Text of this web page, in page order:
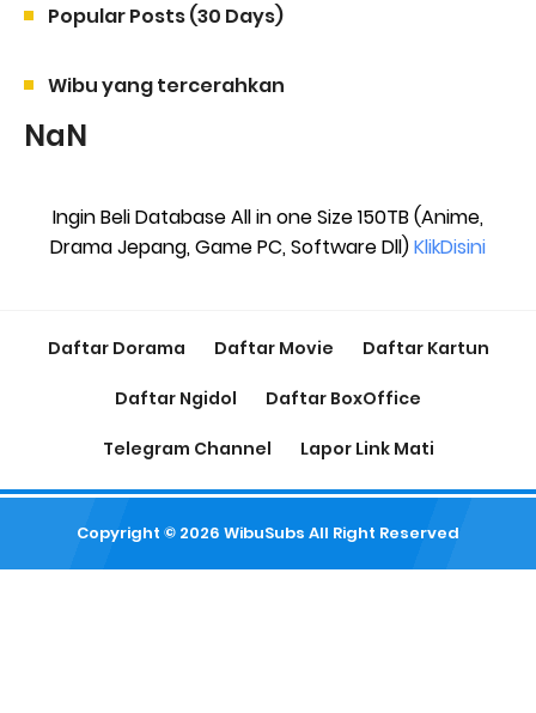
Popular Posts (30 Days)
Wibu yang tercerahkan
NaN
Ingin Beli Database All in one Size 150TB (Anime,
Drama Jepang, Game PC, Software Dll)KlikDisini
Daftar Dorama Daftar Movie Daftar Kartun
Daftar Ngidol Daftar BoxOffice
Telegram Channel Lapor Link Mati
Copyright © 2026 WibuSubs All Right Reserved